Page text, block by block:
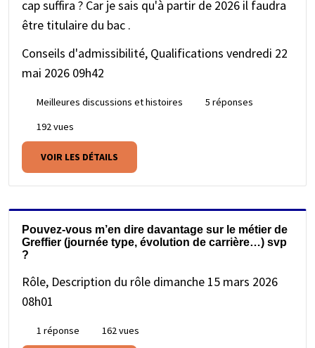
cap suffira ? Car je sais qu'à partir de 2026 il faudra
être titulaire du bac .
Conseils d'admissibilité, Qualifications vendredi 22
mai 2026 09h42
Meilleures discussions et histoires
5 réponses
192 vues
VOIR LES DÉTAILS
Pouvez-vous m’en dire davantage sur le métier de
Greffier (journée type, évolution de carrière…) svp
?
Rôle, Description du rôle dimanche 15 mars 2026
08h01
1 réponse 162 vues